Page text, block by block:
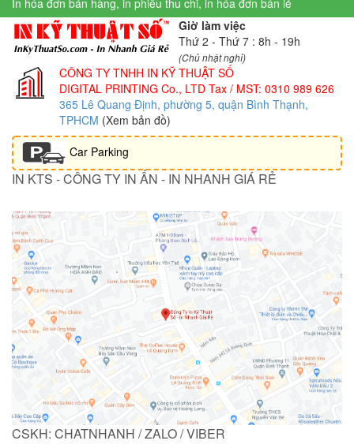
In hóa đơn bán hàng, in phiếu thu chi, in hóa đơn bán lẻ
Giờ làm việc
Thứ 2 - Thứ 7 : 8h - 19h
(Chủ nhật nghỉ)
CÔNG TY TNHH IN KỸ THUẬT SỐ
DIGITAL PRINTING Co., LTD Tax / MST: 0310 989 626
365 Lê Quang Định, phường 5, quận Bình Thạnh,
TPHCM (Xem bản đồ)
Car Parking
IN KTS - CÔNG TY IN ẤN - IN NHANH GIÁ RẺ
CSKH: CHATNHANH / ZALO / VIBER